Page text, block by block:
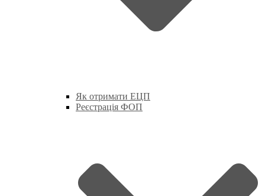
Як отримати ЕЦП
Реєстрація ФОП